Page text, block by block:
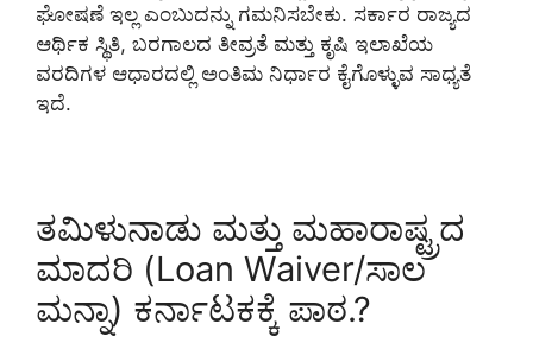
ಘೋಷಣೆ ಇಲ್ಲ ಎಂಬುದನ್ನು ಗಮನಿಸಬೇಕು. ಸರ್ಕಾರ ರಾಜ್ಯದ
ಆರ್ಥಿಕ ಸ್ಥಿತಿ, ಬರಗಾಲದ ತೀವ್ರತೆ ಮತ್ತು ಕೃಷಿ ಇಲಾಖೆಯ
ವರದಿಗಳ ಆಧಾರದಲ್ಲಿ ಅಂತಿಮ ನಿರ್ಧಾರ ಕೈಗೊಳ್ಳುವ ಸಾಧ್ಯತೆ
ಇದೆ.
ತಮಿಳುನಾಡು ಮತ್ತು ಮಹಾರಾಷ್ಟ್ರದ
ಮಾದರಿ (Loan Waiver/ಸಾಲ
ಮನ್ನಾ) ಕರ್ನಾಟಕಕ್ಕೆ ಪಾಠ.?